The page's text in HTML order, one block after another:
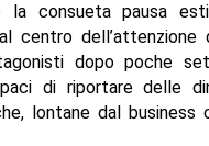
la consueta pausa
centro
dopo poche
di riportare delle
lontane dal business